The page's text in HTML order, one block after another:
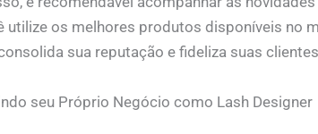
utilize os melhores produtos disponíveis no
sua reputação e fideliza suas
seu Próprio Negócio como Lash Designer